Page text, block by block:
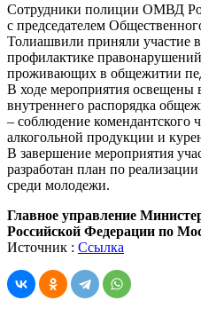
Сотрудники полиции ОМВД
с председателем
Толиашвили приняли участие
профилактике
проживающих в общежитии
В ходе мероприятия освещены
внутреннего распорядка
– соблюдение комендантского
алкогольной продукции и
В завершение мероприятия
разработан план по
среди молодежи.
Главное управление
Российской Федерации по
Источник : Ссылка